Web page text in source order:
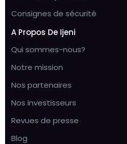
Consignes de sécurité
A Propos De Ijeni
Qui sommes-nous?
Notre mission
Nos partenaires
Nos investisseurs
Revues de presse
Blog